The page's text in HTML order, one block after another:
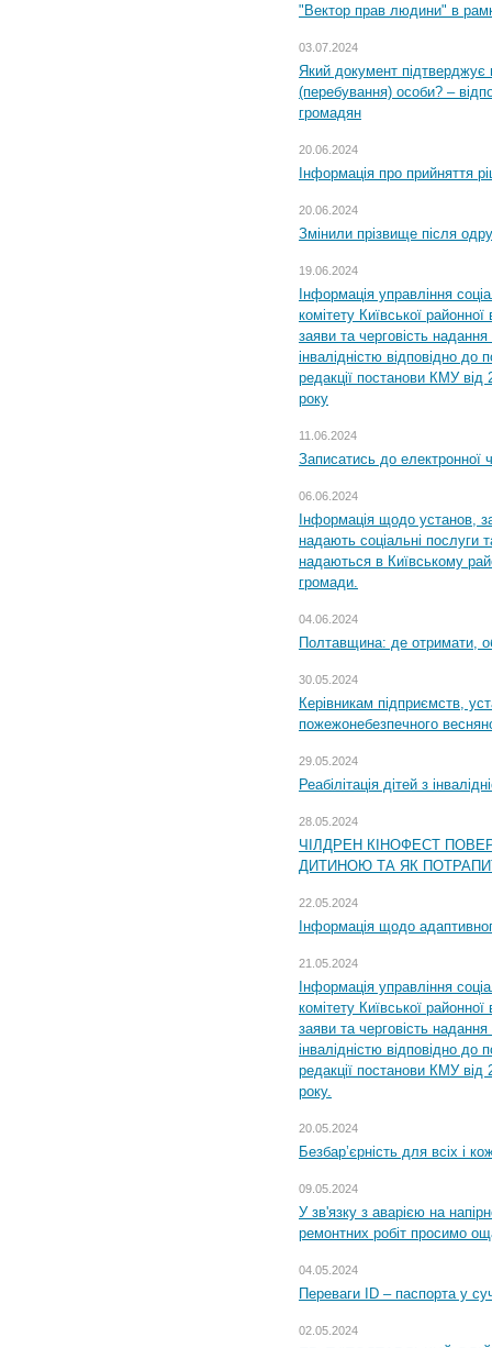
"Вектор прав людини" в
03.07.2024
Який документ підтверджує
(перебування) особи? –
громадян
20.06.2024
Інформація про прийняття
20.06.2024
Змінили прізвище після
19.06.2024
Інформація управління
комітету Київської
заяви та черговість надання
інвалідністю відповідно
редакції постанови КМУ
року
11.06.2024
Записатись до електронної
06.06.2024
Інформація щодо установ,
надають соціальні послуги
надаються в Київському
громади.
04.06.2024
Полтавщина: де отримати,
30.05.2024
Керівникам підприємств,
пожежонебезпечного
29.05.2024
Реабілітація дітей з
28.05.2024
ЧІЛДРЕН КІНОФЕСТ
ДИТИНОЮ ТА ЯК
22.05.2024
Інформація щодо
21.05.2024
Інформація управління
комітету Київської
заяви та черговість надання
інвалідністю відповідно
редакції постанови КМУ від
року.
20.05.2024
Безбар’єрність для всіх і
09.05.2024
У зв'язку з аварією на
ремонтних робіт просимо
04.05.2024
Переваги ID – паспорта у
02.05.2024